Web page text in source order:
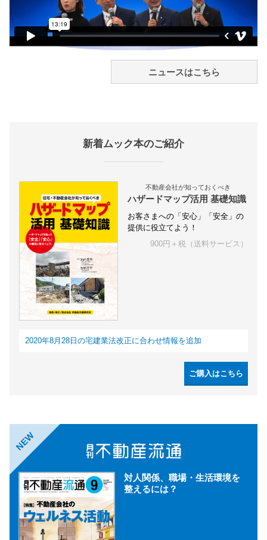
ニュースはこちら
新着ムック本のご紹介
不動産会社が知っておくべき
ハザードマップ活用 基礎知識
お客さまへの「安心」「安全」の
提供に役立てよう！
900円＋税（送料サービス）
2020年8月28日の宅建業法改正に合わせ情報を追加
ご購入はこちら
NEW
対人関係、職場・生活環境を
整えるには？